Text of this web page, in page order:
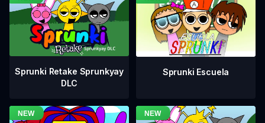
Sprunki Retake Sprunkyay
DLC
Sprunki Escuela